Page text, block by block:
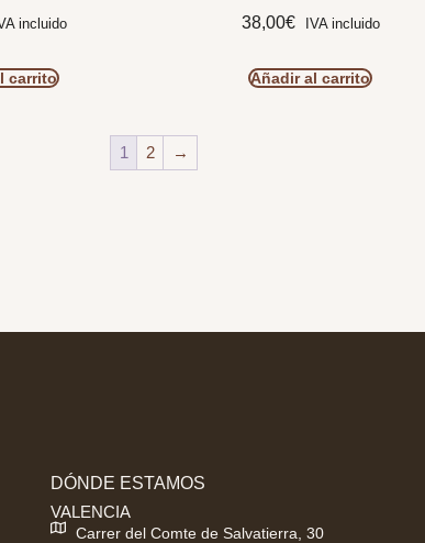
incluido
carrito
38,00€ IVA incluido
Añadir al carrito
1 2 →
DÓNDE ESTAMOS
VALENCIA
Carrer del Comte de Salvatierra, 30